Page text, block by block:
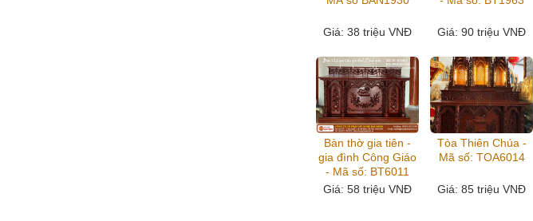
Giá: 38 triệu VNĐ Giá: 90 triệu VNĐ
Bàn thờ gia tiên -
gia đình Công Giáo
- Mã số: BT6011
Giá: 58 triệu VNĐ
Tòa Thiên Chúa -
Mã số: TOA6014
Giá: 85 triệu VNĐ